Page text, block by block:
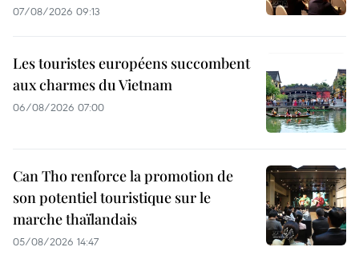
07/08/2026 09:13
Les touristes européens succombent
aux charmes du Vietnam
06/08/2026 07:00
Can Tho renforce la promotion de
son potentiel touristique sur le
marche thaïlandais
05/08/2026 14:47